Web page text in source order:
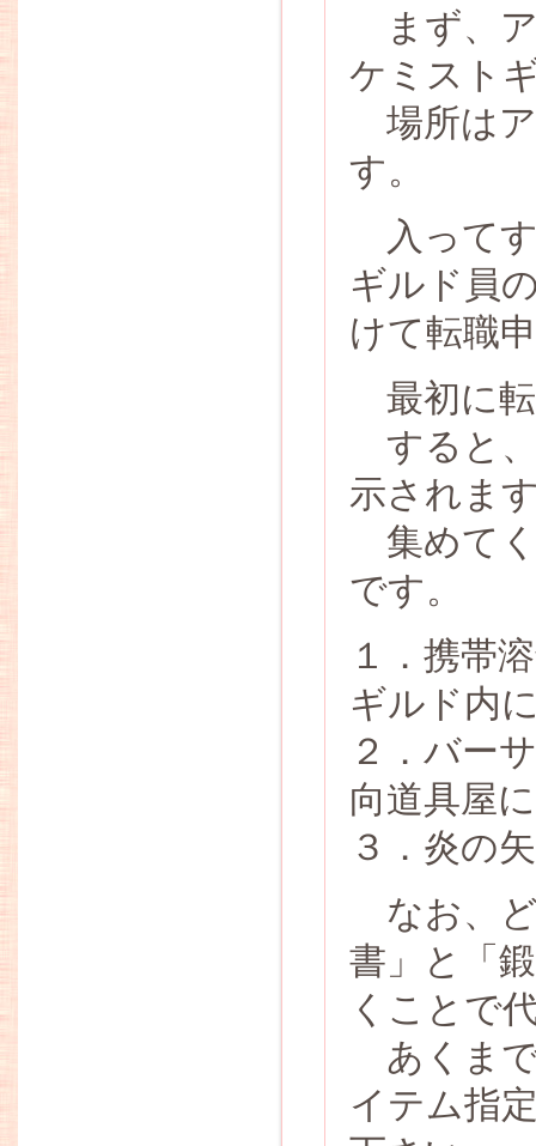
まず、
ケミスト
場所は
す。
入って
ギルド員
けて転職
最初に転
すると
示されま
集めて
です。
１．携帯
ギルド内
２．バー
向道具屋
３．炎の
なお、
書」と「
くことで
あくま
イテム指